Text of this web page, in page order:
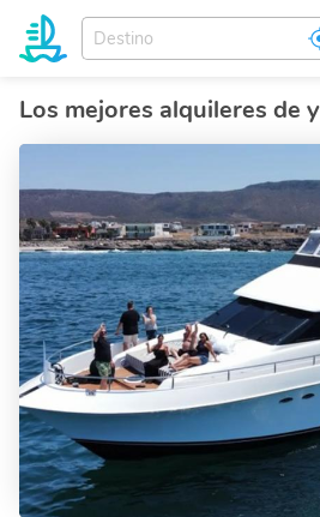
Ingrese
el
de
sus
Los mejores alquileres de